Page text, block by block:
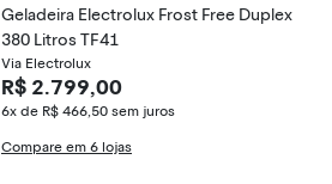
Geladeira Electrolux Frost Free Duplex
380 Litros TF41
Via Electrolux
R$ 2.799,00
6x de R$ 466,50 sem juros
Compare em 6 lojas